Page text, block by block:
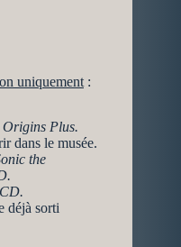
uniquement :
Origins Plus.
dans le musée.
the
déjà sorti